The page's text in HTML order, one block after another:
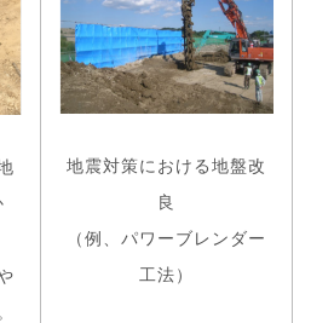
地震対策における地盤改
良
（例、パワーブレンダー
工法）